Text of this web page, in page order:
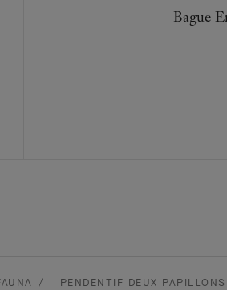
Bague
PENDENTIF DEUX